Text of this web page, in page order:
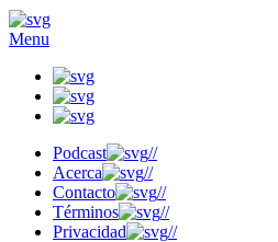
Menu
Podcast
//
Acerca
//
Contacto
//
Términos
//
Privacidad
//